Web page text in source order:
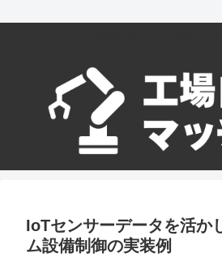
IoTセンサーデータを活か
ム設備制御の実装例